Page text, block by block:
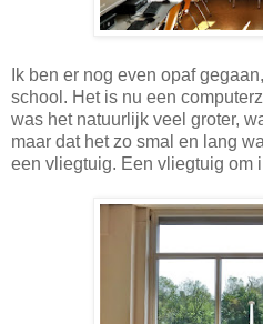
Ik ben er nog even opaf
school. Het is nu een
was het natuurlijk veel groter,
maar dat het zo smal en lang
een vliegtuig. Een vliegtuig om